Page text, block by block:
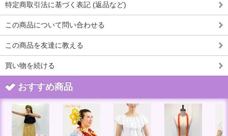
特定商取引法に基づく表記 (返品など)
この商品について問い合わせる
この商品を友達に教える
買い物を続ける
おすすめ商品